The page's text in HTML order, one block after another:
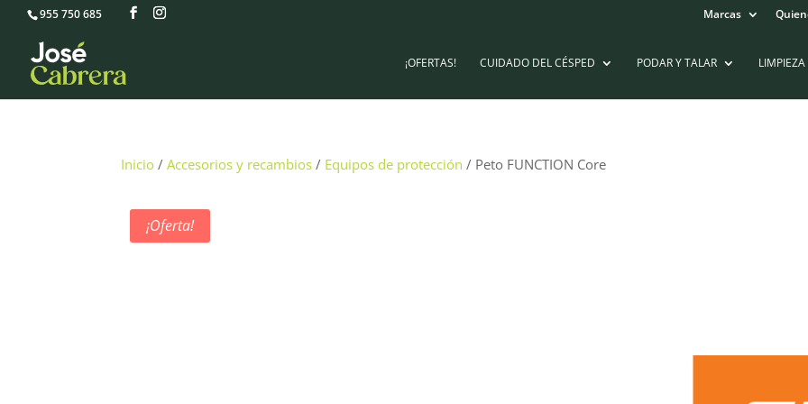
955 750 685 Marcas
¡OFERTAS! CUIDADO DEL CÉSPED PODAR Y TALAR LIMPIEZA
Inicio /Accesorios y recambios / Equipos de protección / Peto FUNCTION Core
¡Oferta!